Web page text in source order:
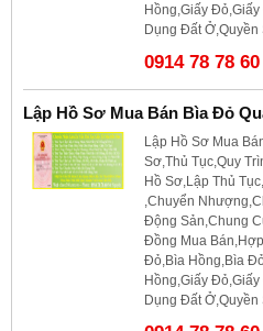
Hồng,Giấy
Dụng Đất Ở,Quyền
0914 78 78
Lập Hồ Sơ Mua Bán Bìa Đỏ
Lập Hồ Sơ Mua
Sơ,Thủ Tục,Quy
Hồ Sơ,Lập Thủ
,Chuyển
Động Sản,Chung
Đồng Mua
Đỏ,Bìa Hồng,Bìa
Hồng,Giấy
Dụng Đất Ở,Quyền